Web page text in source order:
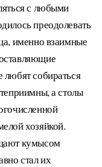
с любыми
преодолевать
именно взаимные
собираться
а столы
хозяйкой.
кумысом
стал их